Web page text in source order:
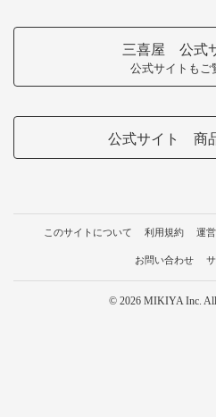
三喜屋 公式
公式サイトもご
公式サイト 商
このサイトについて 利用規約 運
お問い合わせ
© 2026 MIKIYA Inc. All